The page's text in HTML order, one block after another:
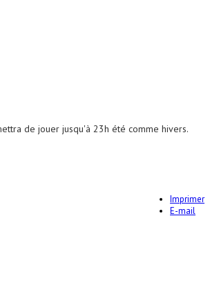
de jouer jusqu'à 23h été comme hivers.
Imprimer
E-mail